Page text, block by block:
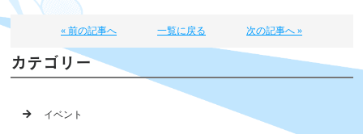
« 前の記事へ 一覧に戻る 次の記事へ »
カテゴリー
イベント